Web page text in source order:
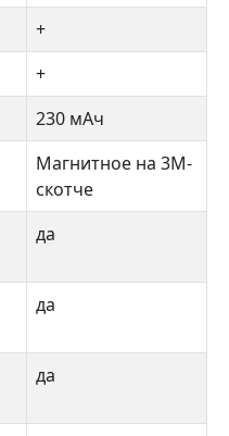
+
+
230 мАч
Магнитное на 3М-
скотче
да
да
да